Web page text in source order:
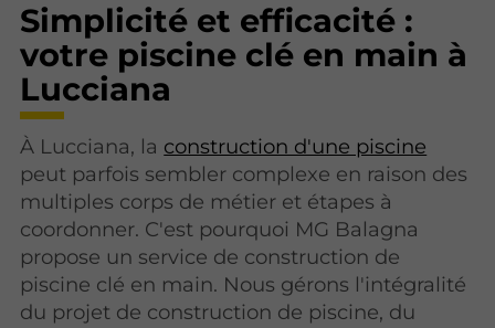
Simplicité et efficacité :
votre piscine clé en main à
Lucciana
À Lucciana, la construction d'une piscine
peut parfois sembler complexe en raison des
multiples corps de métier et étapes à
coordonner. C'est pourquoi MG Balagna
propose un service de construction de
piscine clé en main. Nous gérons l'intégralité
du projet de construction de piscine, du